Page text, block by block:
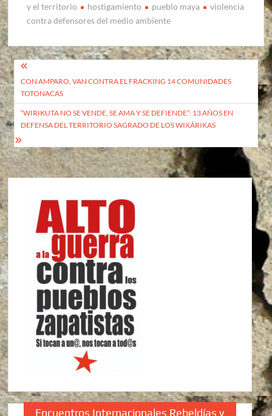
y el territorio
hostigamiento pueblo maya
violencia
contra defensores del medio ambiente
Navegación
de
entradas
CON AMPARO, VAN CONTRA EL FRACKING 14 COMUNIDADES
TOTONACAS
“WIRIKUTA NO SE VENDE, SE AMA Y SE DEFIENDE”: 13 AÑOS EN
DEFENSA DEL TERRITORIO SAGRADO DE LOS WIXÁRIKAS
Encuentros Internacionales Rebeldías y